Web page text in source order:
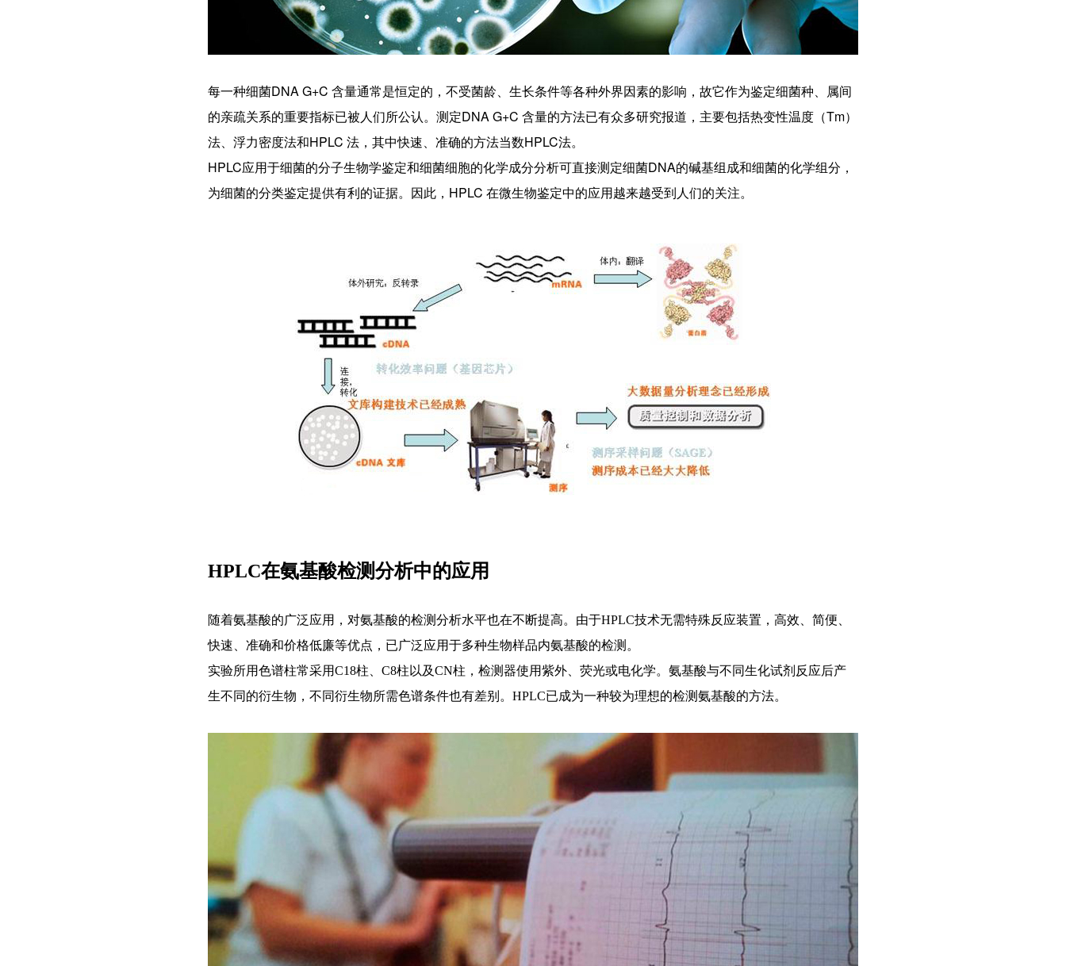
每一种细菌DNA G+C 含量通常是恒定的，不受菌龄、生长条件等各种外界因素的影响，故它作为鉴定细菌种、属间
的亲疏关系的重要指标已被人们所公认。测定DNA G+C 含量的方法已有众多研究报道，主要包括热变性温度（Tm）
法、浮力密度法和HPLC 法，其中快速、准确的方法当数HPLC法。
HPLC应用于细菌的分子生物学鉴定和细菌细胞的化学成分分析可直接测定细菌DNA的碱基组成和细菌的化学组分，
为细菌的分类鉴定提供有利的证据。因此，HPLC 在微生物鉴定中的应用越来越受到人们的关注。
HPLC在氨基酸检测分析中的应用
随着氨基酸的广泛应用，对氨基酸的检测分析水平也在不断提高。由于HPLC技术无需特殊反应装置，高效、简便、
快速、准确和价格低廉等优点，已广泛应用于多种生物样品内氨基酸的检测。
实验所用色谱柱常采用C18柱、C8柱以及CN柱，检测器使用紫外、荧光或电化学。氨基酸与不同生化试剂反应后产
生不同的衍生物，不同衍生物所需色谱条件也有差别。HPLC已成为一种较为理想的检测氨基酸的方法。